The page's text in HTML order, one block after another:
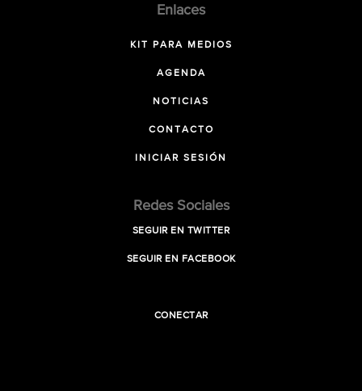
Enlaces
KIT PARA MEDIOS
AGENDA
NOTICIAS
CONTACTO
INICIAR SESIÓN
Redes Sociales
SEGUIR EN TWITTER
SEGUIR EN FACEBOOK
CONECTAR